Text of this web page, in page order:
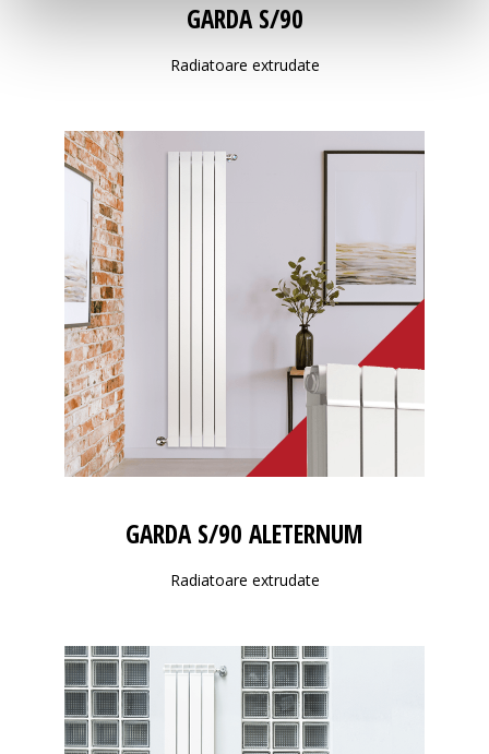
GARDA S/90
Radiatoare extrudate
GARDA S/90 ALETERNUM
Radiatoare extrudate